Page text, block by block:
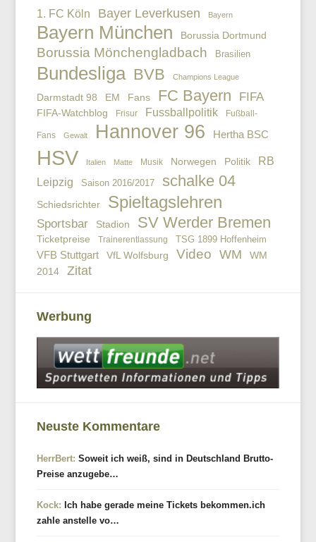
1. FC Köln Bayer Leverkusen Bayern
Bayern München Borussia Dortmund
Borussia Mönchengladbach Brasilien
Bundesliga BVB Champions League
Darmstadt 98 EM Fans FC Bayern FIFA
FIFA-Watchblog Frisur Fussballpolitik Fußball-
Fans Gewalt Hannover 96 Hertha BSC
HSV Italien Matte Musik Norwegen Politik
RB
Leipzig
Saison 2016/2017 schalke 04
Schiedsrichter Spieltagslehren
Sportsbar Stadion SV Werder Bremen
Ticketpreise Trainerentlassung TSG 1899 Hoffenheim
VFB Stuttgart VfL Wolfsburg Video WM
WM
2014
Zitat
Werbung
Neuste Kommentare
HerrBert: Soweit ich weiß, sind in Deutschland Brutto-
Preise anzugebe…
Kock: Ich habe gerade meine Tickets bekommen.ich
zahle anstelle vo…